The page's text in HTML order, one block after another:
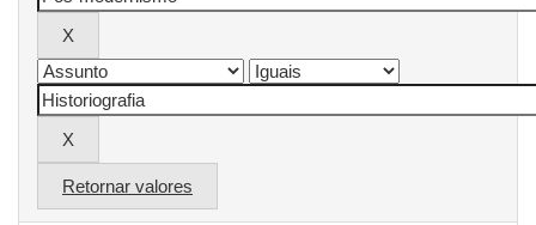
Retornar valores